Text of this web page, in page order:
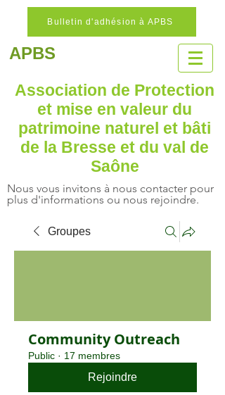
Bulletin d'adhésion à APBS
APBS
Association de Protection
et mise en valeur du
patrimoine naturel et bâti
de la Bresse et du val de
Saône
Nous vous invitons à nous contacter pour
plus d'informations ou nous rejoindre.
Groupes
Community Outreach
Public · 17 membres
Rejoindre